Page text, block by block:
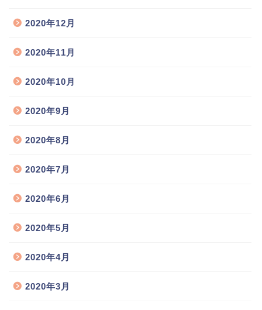
2020年12月
2020年11月
2020年10月
2020年9月
2020年8月
2020年7月
2020年6月
2020年5月
2020年4月
2020年3月